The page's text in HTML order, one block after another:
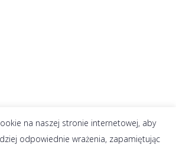
na naszej stronie internetowej, aby
odpowiednie wrażenia, zapamiętując